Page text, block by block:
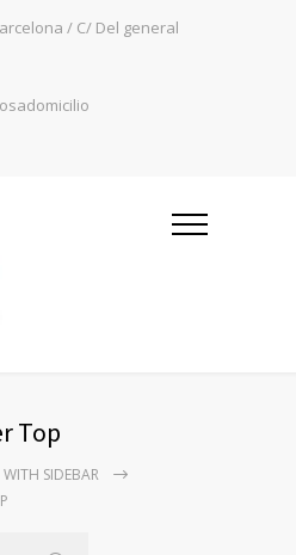
/ C/ Del general
Top
SIDEBAR